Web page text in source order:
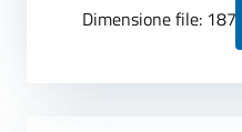
Dimensione file: